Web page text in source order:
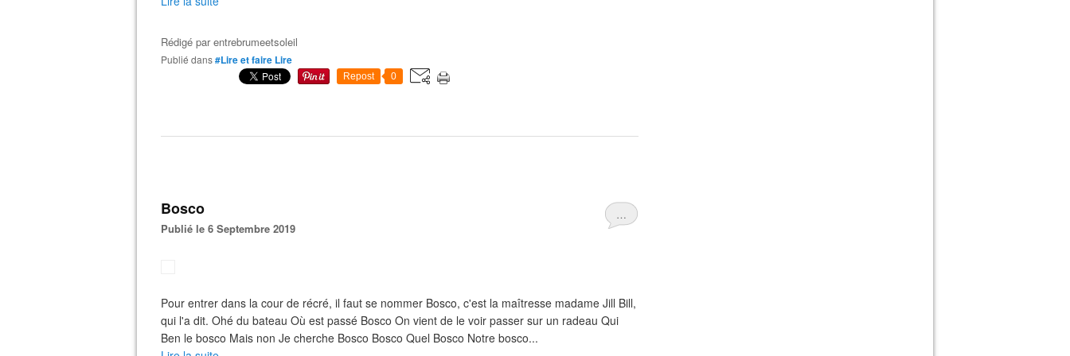
Rédigé parentrebrumeetsoleil
Publié dans#Lire et faire Lire
Repost 0
…
Bosco
Publié le 6 Septembre 2019
Pour entrer dans la cour de récré, il faut se nommer Bosco, c'est la maîtresse madame Jill Bill,
qui l'a dit. Ohé du bateau Où est passé Bosco On vient de le voir passer sur un radeau Qui
Ben le bosco Mais non Je cherche Bosco Bosco Quel Bosco Notre bosco...